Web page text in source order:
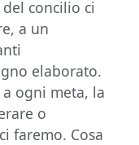
concilio ci
a un
elaborato.
a ogni meta, la
o
faremo. Cosa